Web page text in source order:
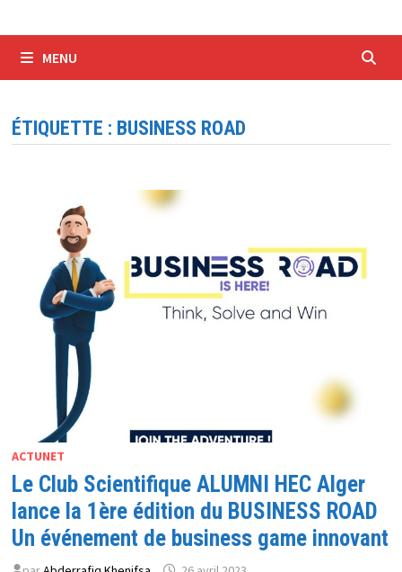
MENU
ÉTIQUETTE : BUSINESS ROAD
ACTUNET
Le Club Scientifique ALUMNI HEC Alger
lance la 1ère édition du BUSINESS ROAD
Un événement de business game innovant